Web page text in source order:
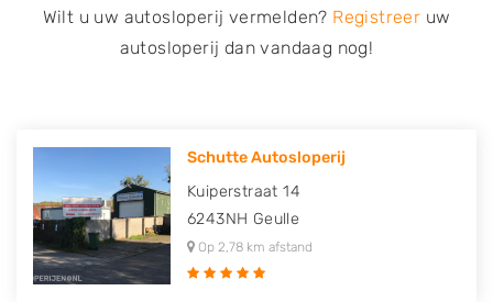
Wilt u uw autosloperij vermelden? Registreer uw
autosloperij dan vandaag nog!
Schutte Autosloperij
Kuiperstraat 14
6243NH Geulle
Op 2,78 km afstand